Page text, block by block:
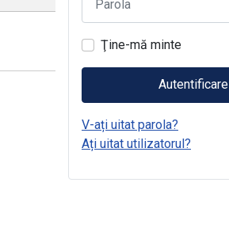
Ţine-mă minte
Autentificare
V-ați uitat parola?
Ați uitat utilizatorul?